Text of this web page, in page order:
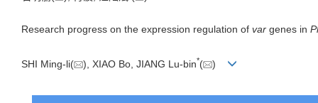
Research progress on the expression regulation of var genes in
SHI Ming-li( ), XIAO Bo, JIANG Lu-bin*( )